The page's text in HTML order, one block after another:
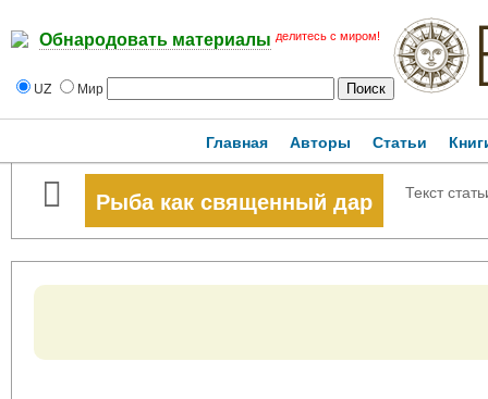
Обнародовать материалы делитесь с миром!
UZ Мир
Главная Авторы Статьи
Рыба как священный дар Текст